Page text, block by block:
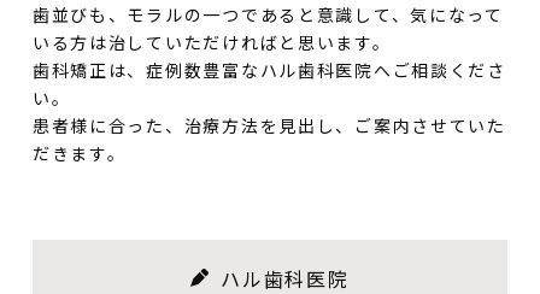
歯並びも、モラルの一つであると意識して、気になって
いる方は治していただければと思います。
歯科矯正は、症例数豊富なハル歯科医院へご相談くださ
い。
患者様に合った、治療方法を見出し、ご案内させていた
だきます。
ハル歯科医院